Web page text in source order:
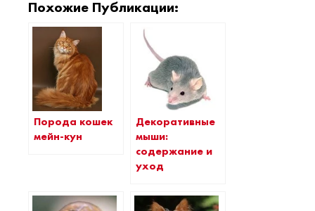
Похожие Публикации:
Порода кошек
мейн-кун
Декоративные
мыши:
содержание и
уход